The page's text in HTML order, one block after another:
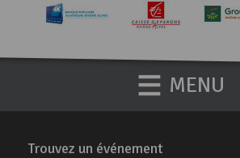
MENU
Trouvez un événement